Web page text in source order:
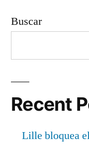
Buscar
Recent
Lille bloquea